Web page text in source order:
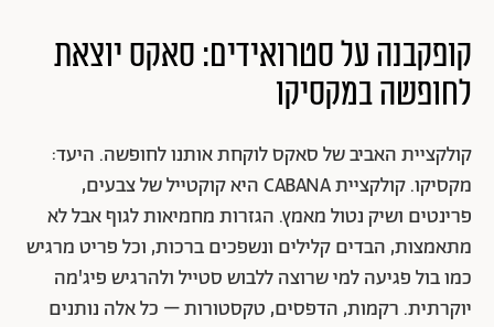
קופקבנה על סטרואידים: סאקס יוצאת
לחופשה במקסיקו
קולקציית האביב של סאקס לוקחת אותנו לחופשה. היעד:
מקסיקו. קולקציית CABANA היא קוקטייל של צבעים,
פרינטים ושיק נטול מאמץ. הגזרות מחמיאות לגוף אבל לא
מתאמצות, הבדים קלילים ונשפכים ברכות, וכל פריט מרגיש
כמו בול פגיעה למי שרוצה ללבוש סטייל ולהרגיש פיג'מה
יוקרתית. רקמות, הדפסים, טקסטורות – כל אלה נותנים